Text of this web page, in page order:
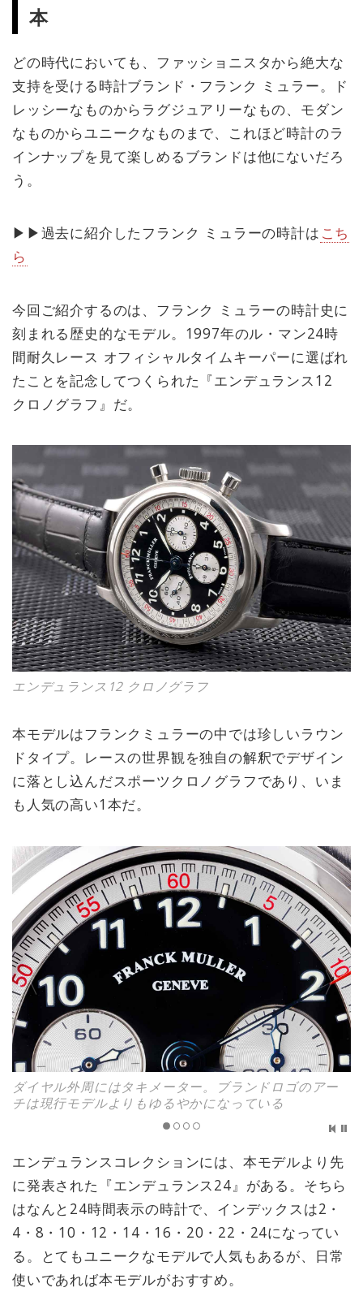
本
どの時代においても、ファッショニスタから絶大な
支持を受ける時計ブランド・フランク ミュラー。ド
レッシーなものからラグジュアリーなもの、モダン
なものからユニークなものまで、これほど時計のラ
インナップを見て楽しめるブランドは他にないだろ
う。
▶︎▶︎過去に紹介したフランク ミュラーの時計は こち
ら
今回ご紹介するのは、フランク ミュラーの時計史に
刻まれる歴史的なモデル。1997年のル・マン24時
間耐久レース オフィシャルタイムキーパーに選ばれ
たことを記念してつくられた『エンデュランス12
クロノグラフ』だ。
エンデュランス12 クロノグラフ
本モデルはフランクミュラーの中では珍しいラウン
ドタイプ。レースの世界観を独自の解釈でデザイン
に落とし込んだスポーツクロノグラフであり、いま
も人気の高い1本だ。
ダイヤル外周にはタキメーター。ブランドロゴのアー
チは現行モデルよりもゆるやかになっている
エンデュランスコレクションには、本モデルより先
に発表された『エンデュランス24』がある。そちら
はなんと24時間表示の時計で、インデックスは2・
4・8・10・12・14・16・20・22・24になってい
る。とてもユニークなモデルで人気もあるが、日常
使いであれば本モデルがおすすめ。